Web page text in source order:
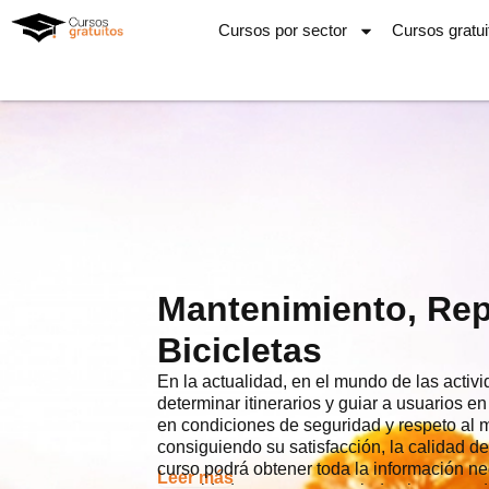
Cursos por sector Cursos
Mantenimiento,
Bicicletas
En la actualidad, en el mundo de las
determinar itinerarios y guiar a usuarios
en condiciones de seguridad y respeto al
consiguiendo su satisfacción, la calidad
curso podrá obtener toda la información
Leer más